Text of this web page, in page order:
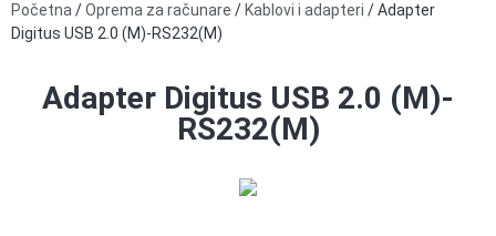
Početna /Oprema za računare / Kablovi i adapteri / Adapter
Digitus USB 2.0 (M)-RS232(M)
Adapter Digitus USB 2.0 (M)-
RS232(M)